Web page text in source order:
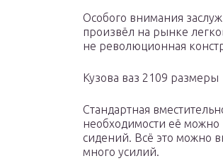
Особого внимания
произвёл на рынке
не революционная
Кузова ваз 2109 размеры
Стандартная
необходимости её можно
сидений. Всё это можно
много усилий.